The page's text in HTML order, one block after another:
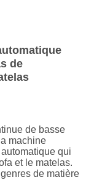
de
de basse
machine
qui
et le matelas.
de matière